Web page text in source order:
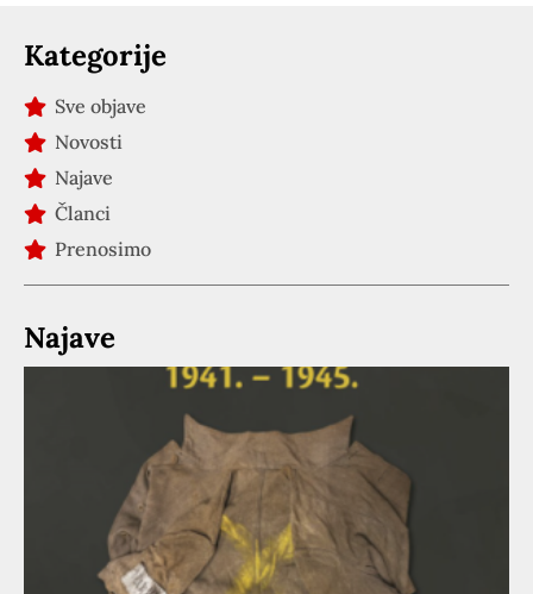
Kategorije
Sve objave
Novosti
Najave
Članci
Prenosimo
Najave